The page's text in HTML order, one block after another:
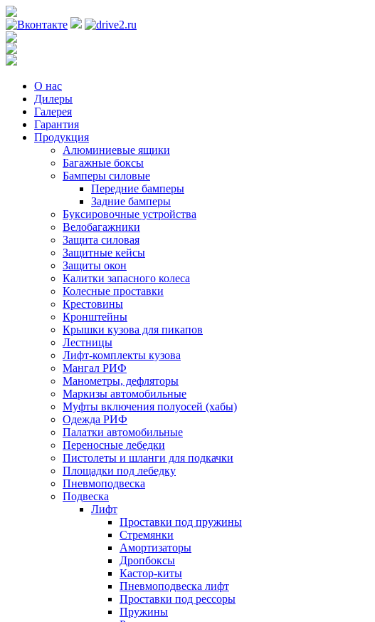
О нас
Дилеры
Галерея
Гарантия
Продукция
Алюминиевые ящики
Багажные боксы
Бамперы силовые
Передние бамперы
Задние бамперы
Буксировочные устройства
Велобагажники
Защита силовая
Защитные кейсы
Защиты окон
Калитки запасного колеса
Колесные проставки
Крестовины
Кронштейны
Крышки кузова для пикапов
Лестницы
Лифт-комплекты кузова
Мангал РИФ
Манометры, дефляторы
Маркизы автомобильные
Муфты включения полуосей (хабы)
Одежда РИФ
Палатки автомобильные
Переносные лебедки
Пистолеты и шланги для подкачки
Площадки под лебедку
Пневмоподвеска
Подвеска
Лифт
Проставки под пружины
Стремянки
Амортизаторы
Дропбоксы
Кастор-киты
Пневмоподвеска лифт
Проставки под рессоры
Пружины